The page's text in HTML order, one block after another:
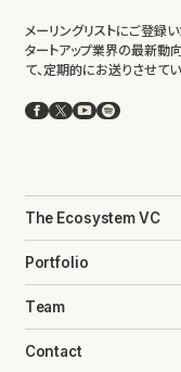
メーリングリストにご登録
タートアップ業界の最新動
て、定期的にお送りさせてい
Facebook
X YouTube
Spotify
The Ecosystem VC
Portfolio
Team
Contact